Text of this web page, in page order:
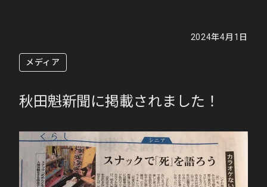
2024年4月1日
メディア
秋田魁新聞に掲載されました！